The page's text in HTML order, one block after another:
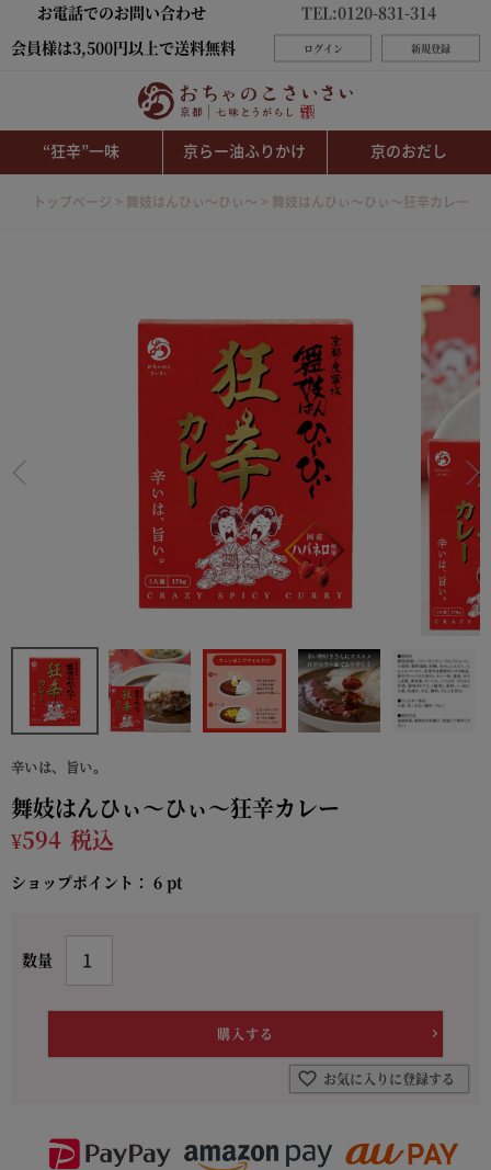
お電話でのお問い合わせ
TEL:0120-831-314
会員様は3,500円以上で送料無料
ログイン 新規登録
“狂辛”一味 京らー油ふりかけ 京のおだし
トップページ 舞妓はんひぃ～ひぃ～ 舞妓はんひぃ～ひぃ～狂辛カレー
辛いは、旨い。
舞妓はんひぃ～ひぃ～狂辛カレー
¥594 税込
ショップポイント： 6 pt
お気に入りに登録する